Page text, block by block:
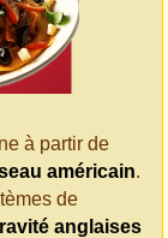
à partir de
américain.
de
anglaises